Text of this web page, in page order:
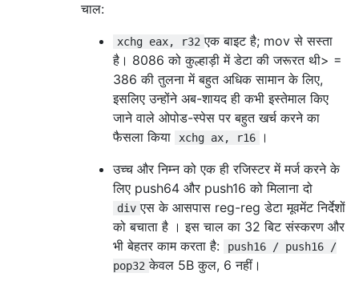
चाल:
xchg eax, r32 एक बाइट है; mov से सस्ता
है। 8086 को कुल्हाड़ी में डेटा की जरूरत थी> =
386 की तुलना में बहुत अधिक सामान के लिए,
इसलिए उन्होंने अब-शायद ही कभी इस्तेमाल किए
जाने वाले ओपोड-स्पेस पर बहुत खर्च करने का
फैसला किया
xchg ax, r16
।
उच्च और निम्न को एक ही रजिस्टर में मर्ज करने के
लिए push64 और push16 को मिलाना दो
div एस के आसपास reg-reg डेटा मूवमेंट निर्देशों
को बचाता है । इस चाल का 32 बिट संस्करण और
भी बेहतर काम करता है:
push16 / push16 /
pop32 केवल 5B कुल, 6 नहीं।